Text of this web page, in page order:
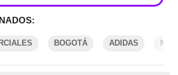
BOGOTÁ ADIDAS NIKE